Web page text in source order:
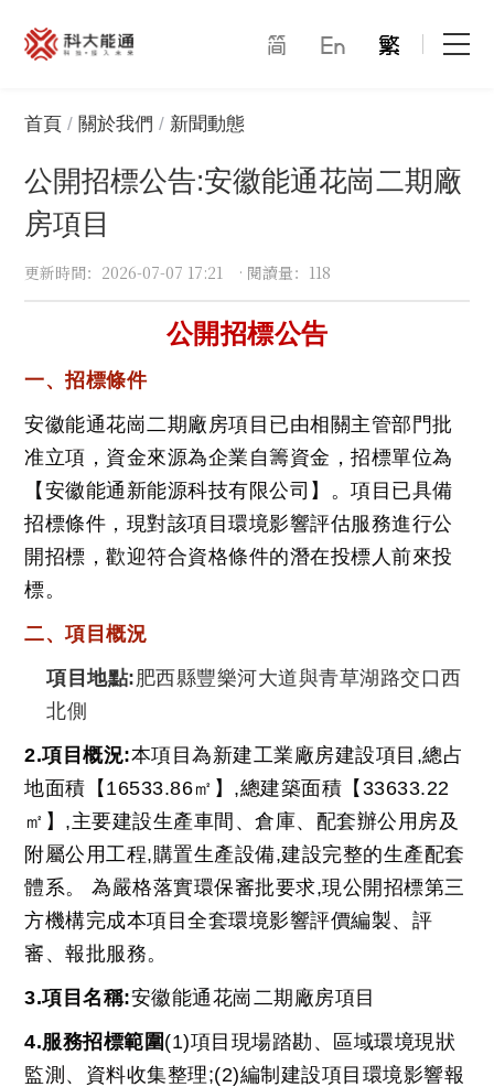
首頁
關於我們
產品中心
能通萬家
合作模式
聯系我們
首頁 關於我們 新聞動態
公開招標公告:安徽能通花崗二期廠
房項目
更新時間：2026-07-07 17:21 · 閱讀量：118
公開招標公告
一、招標條件
安徽能通花崗二期廠房項目已由相關主管部門批
准立項，資金來源為企業自籌資金，招標單位為
【安徽能通新能源科技有限公司】。項目已具備
招標條件，現對該項目環境影響評估服務進行公
開招標，歡迎符合資格條件的潛在投標人前來投
標。
二、項目概況
項目地點: 肥西縣豐樂河大道與青草湖路交口西
北側
2.項目概況:本項目為新建工業廠房建設項目,總占
地面積【16533.86㎡】,總建築面積【33633.22
㎡】,主要建設生產車間、倉庫、配套辦公用房及
附屬公用工程,購置生產設備,建設完整的生產配套
體系。 為嚴格落實環保審批要求,現公開招標第三
方機構完成本項目全套環境影響評價編製、評
審、報批服務。
3.項目名稱:安徽能通花崗二期廠房項目
4.服務招標範圍(1)項目現場踏勘、區域環境現狀
監測、資料收集整理;(2)編制建設項目環境影響報